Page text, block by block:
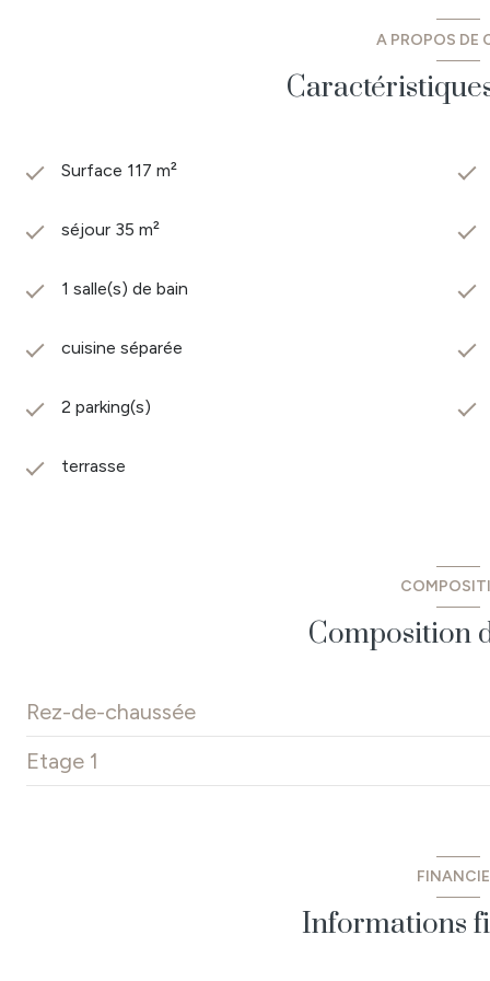
Yon. CO Immobilier vous propose des biens à vendre et à
Vendée. Retrouvez toutes nos annonces sur les
Etienne du Bois, Les Lucs sur Boulogne, Rocheservière,
Geneston, Montbert, Les Sorinières, Pont St Martin, St
A PROPOS DE
Surface 117 m²
séjour 35 m²
1 salle(s) de bain
cuisine séparée
2 parking(s)
terrasse
Composition
Rez-de-chaussée
véranda
Etage 1
Informations